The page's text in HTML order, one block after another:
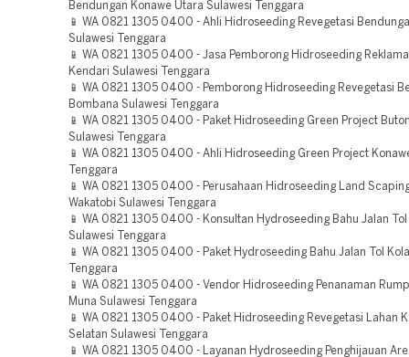
Bendungan Konawe Utara Sulawesi Tenggara
📱 WA 0821 1305 0400 - Ahli Hidroseeding Revegetasi
Sulawesi Tenggara
📱 WA 0821 1305 0400 - Jasa Pemborong Hidroseeding
Kendari Sulawesi Tenggara
📱 WA 0821 1305 0400 - Pemborong Hidroseeding Revegetasi
Bombana Sulawesi Tenggara
📱 WA 0821 1305 0400 - Paket Hidroseeding Green Project
Sulawesi Tenggara
📱 WA 0821 1305 0400 - Ahli Hidroseeding Green Project
Tenggara
📱 WA 0821 1305 0400 - Perusahaan Hidroseeding Land
Wakatobi Sulawesi Tenggara
📱 WA 0821 1305 0400 - Konsultan Hydroseeding Bahu Jalan
Sulawesi Tenggara
📱 WA 0821 1305 0400 - Paket Hydroseeding Bahu Jalan Tol
Tenggara
📱 WA 0821 1305 0400 - Vendor Hidroseeding Penanaman
Muna Sulawesi Tenggara
📱 WA 0821 1305 0400 - Paket Hidroseeding Revegetasi Lahan
Selatan Sulawesi Tenggara
📱 WA 0821 1305 0400 - Layanan Hydroseeding Penghijauan